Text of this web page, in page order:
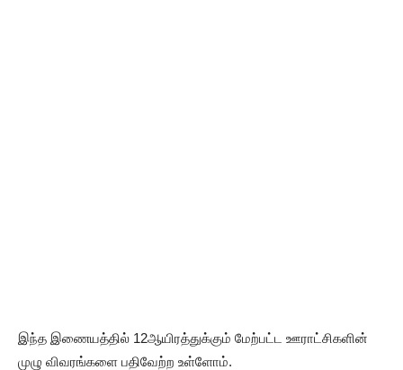
இந்த இணையத்தில் 12ஆயிரத்துக்கும் மேற்பட்ட ஊராட்சிகளின்
முழு விவரங்களை பதிவேற்ற உள்ளோம்.